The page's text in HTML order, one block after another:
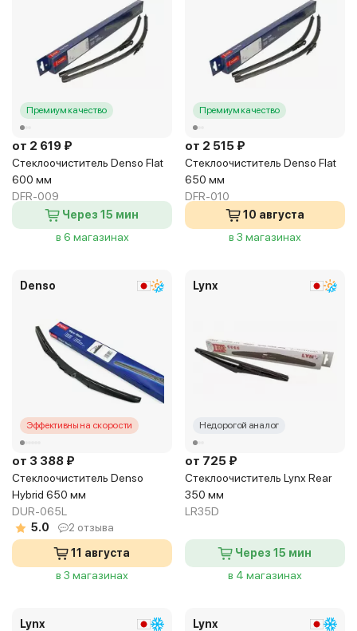
Премиум качество
от 2 619 ₽
Стеклоочиститель Denso Flat
600 мм
DFR-009
Через 15 мин
в 6 магазинах
Премиум качество
от 2 515 ₽
Стеклоочиститель Denso Flat
650 мм
DFR-010
10 августа
в 3 магазинах
Denso
Эффективны на скорости
от 3 388 ₽
Стеклоочиститель Denso
Hybrid 650 мм
DUR-065L
5.0
2 отзыва
11 августа
в 3 магазинах
Lynx
Недорогой аналог
от 725 ₽
Стеклоочиститель Lynx Rear
350 мм
LR35D
Через 15 мин
в 4 магазинах
Lynx Lynx